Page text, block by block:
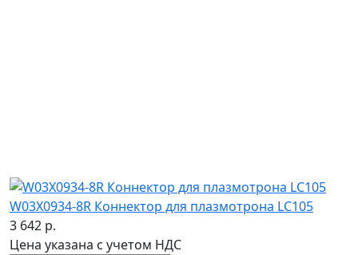
W03X0934-8R Коннектор для плазмотрона LC105
3 642 р.
Цена указана с учетом НДС